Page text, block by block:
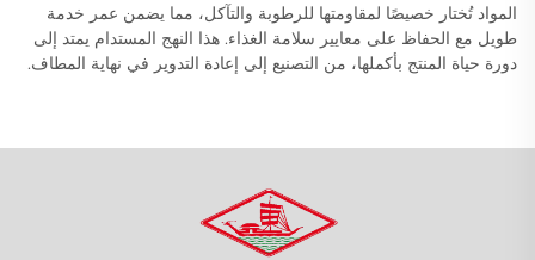
المواد تُختار خصيصًا لمقاومتها للرطوبة والتآكل، مما يضمن عمر خدمة
طويل مع الحفاظ على معايير سلامة الغذاء. هذا النهج المستدام يمتد إلى
دورة حياة المنتج بأكملها، من التصنيع إلى إعادة التدوير في نهاية المطاف.